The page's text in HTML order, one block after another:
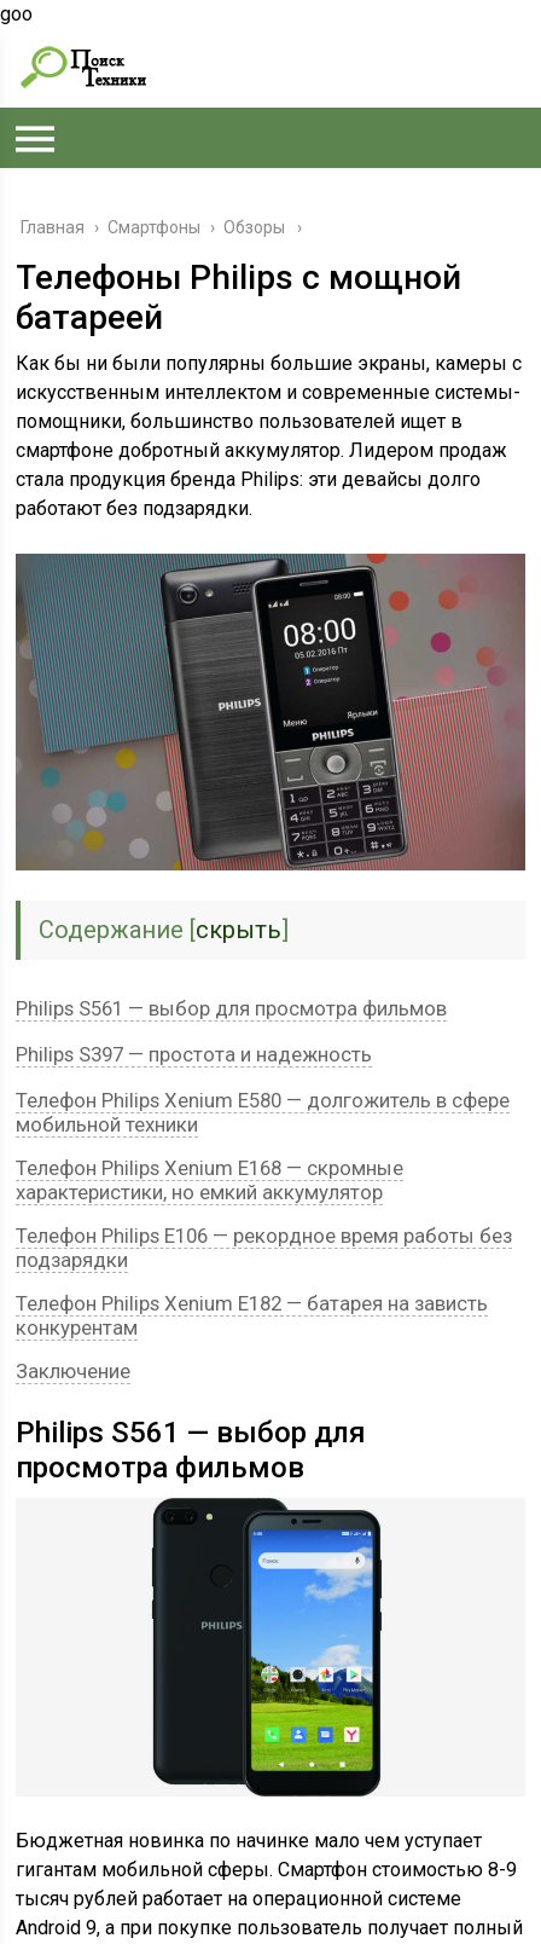
goo
Главная › Смартфоны › Обзоры
Телефоны Philips с мощной
батареей
Как бы ни были популярны большие экраны, камеры с
искусственным интеллектом и современные системы-
помощники, большинство пользователей ищет в
смартфоне добротный аккумулятор. Лидером продаж
стала продукция бренда Philips: эти девайсы долго
работают без подзарядки.
Содержание [скрыть]
Philips S561 — выбор для просмотра фильмов
Philips S397 — простота и надежность
Телефон Philips Xenium E580 — долгожитель в сфере
мобильной техники
Телефон Philips Xenium E168 — скромные
характеристики, но емкий аккумулятор
Телефон Philips E106 — рекордное время работы без
подзарядки
Телефон Philips Xenium E182 — батарея на зависть
конкурентам
Заключение
Philips S561 — выбор для
просмотра фильмов
Бюджетная новинка по начинке мало чем уступает
гигантам мобильной сферы. Смартфон стоимостью 8-9
тысяч рублей работает на операционной системе
Android 9, а при покупке пользователь получает полный